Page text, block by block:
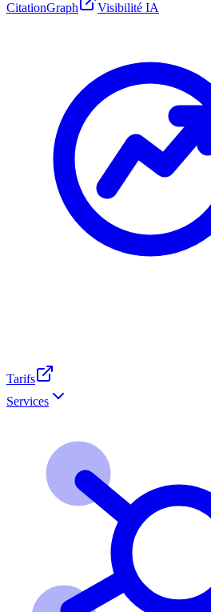
CitationGraph Visibilité IA
Tarifs
Services